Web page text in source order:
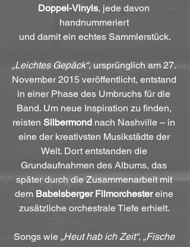
Doppel-Vinyls, jede davon
handnummeriert
und damit ein echtes Sammlerstück.
„Leichtes Gepäck“, ursprünglich am 27.
November 2015 veröffentlicht, entstand
in einer Phase des Umbruchs für die
Band. Um neue Inspiration zu finden,
reisten Silbermond nach Nashville – in
eine der kreativsten Musikstädte der
Welt. Dort entstanden die
Grundaufnahmen des Albums, das
später durch die Zusammenarbeit mit
dem Babelsberger Filmorchester eine
zusätzliche orchestrale Tiefe erhielt.
Songs wie „Heut hab ich Zeit“, „Fische